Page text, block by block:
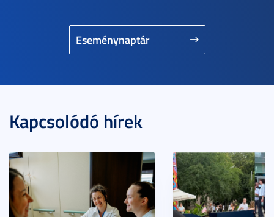
Eseménynaptár
Kapcsolódó hírek